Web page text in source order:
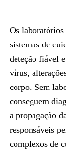
Os laboratórios
sistemas de
deteção fiável
vírus,
corpo. Sem
conseguem
a propagação
responsáveis
complexos de